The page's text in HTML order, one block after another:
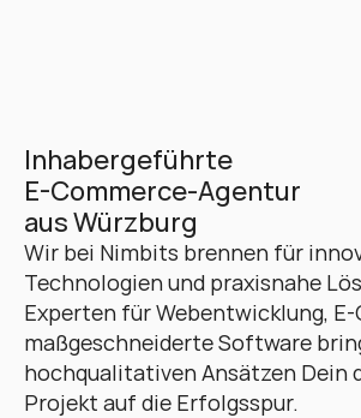
Inhabergeführte
E-Commerce-Agentur
aus Würzburg
Wir bei Nimbits brennen für
Technologien und praxisnahe
Experten für Webentwicklung,
maßgeschneiderte Software
hochqualitativen Ansätzen Dein
Projekt auf die Erfolgsspur.